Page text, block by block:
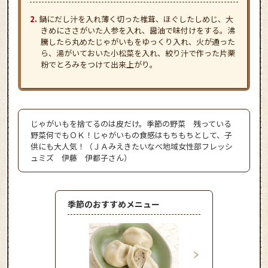
鍋にだし汁を入れ薄く切った椎茸、ほぐしたしめじ、大
きめにささがいた人参を入れ、醤油で味付けをする。沸
騰したら丸めたじゃがいもをゆっくり入れ、火が通った
ら、湯がいておいた小松菜を入れ、絞り汁で作った片栗
粉でとろみをつけて出来上がり。
じゃがいもを捨てるのは皮だけ。季節の野菜 残っている
野菜何でもＯＫ！じゃがいもの食感はもちもちとして、子
供にも大人気！（ＪＡみえきたいなべ地域女性部フレッシ
ュミズ 伊藤 伊都子さん）
季節のおすすめメニュー